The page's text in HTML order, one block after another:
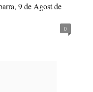
9 de Agost de
0